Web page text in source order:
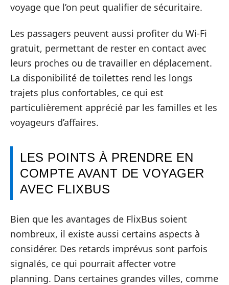
voyage que l’on peut qualifier de sécuritaire.
Les passagers peuvent aussi profiter du Wi-Fi
gratuit, permettant de rester en contact avec
leurs proches ou de travailler en déplacement.
La disponibilité de toilettes rend les longs
trajets plus confortables, ce qui est
particulièrement apprécié par les familles et les
voyageurs d’affaires.
LES POINTS À PRENDRE EN
COMPTE AVANT DE VOYAGER
AVEC FLIXBUS
Bien que les avantages de FlixBus soient
nombreux, il existe aussi certains aspects à
considérer. Des retards imprévus sont parfois
signalés, ce qui pourrait affecter votre
planning. Dans certaines grandes villes, comme